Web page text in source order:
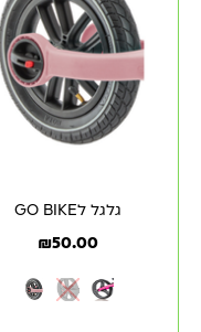
גלגל לGO BIKE
₪50.00